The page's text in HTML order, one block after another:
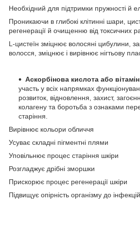
Необхідний для підтримки пружності й
Проникаючи в глибокі клітинні шари,
регенерації й очищенню від токсичних
L-цистеїн зміцнює волосяні цибулини,
волосся, зміцнює і вирівнює нігтьову
Аскорбінова кислота або
участь у всіх напрямках
розвиток, відновлення, захист,
колагену та боротьба з ознаками
старіння.
Вирівнює кольори обличчя
Усуває складні пігментні плями
Уповільнює процес старіння шкіри
Розгладжує дрібні зморшки
Прискорює процес регенерації шкіри
Підвищує опірність організму до інфекцій